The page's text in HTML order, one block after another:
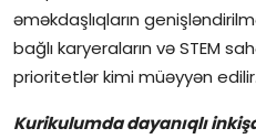
əməkdaşlıqların
bağlı karyeraların və STEM
prioritetlər kimi müəyyən edilir.
Kurikulumda dayanıqlı